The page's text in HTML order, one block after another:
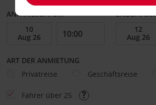
ANFANGSDATUM ENDDATUM
ART DER ANMIETUNG
Privatreise
Geschäftsreise
Fahrer über 25